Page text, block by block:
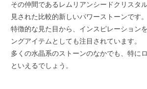
その仲間であるレムリアンシードクリスタ
見された比較的新しいパワーストーンです。
特徴的な見た目から、インスピレーション
ングアイテムとしても注目されています。
多くの水晶系のストーンのなかでも、特に
といえるでしょう。